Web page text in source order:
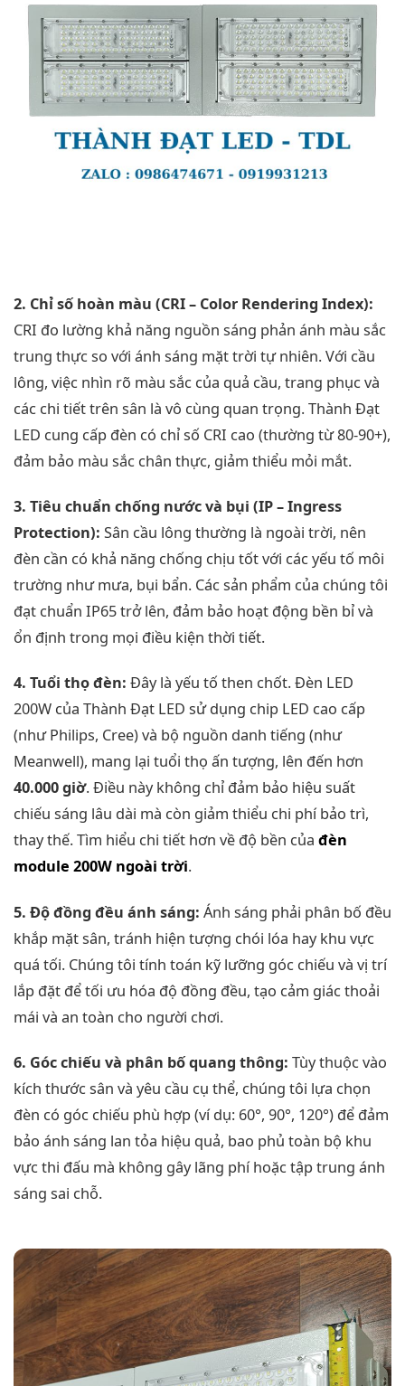
2. Chỉ số hoàn màu (CRI – Color Rendering Index):
CRI đo lường khả năng nguồn sáng phản ánh màu sắc
trung thực so với ánh sáng mặt trời tự nhiên. Với cầu
lông, việc nhìn rõ màu sắc của quả cầu, trang phục và
các chi tiết trên sân là vô cùng quan trọng. Thành Đạt
LED cung cấp đèn có chỉ số CRI cao (thường từ 80-90+),
đảm bảo màu sắc chân thực, giảm thiểu mỏi mắt.
3. Tiêu chuẩn chống nước và bụi (IP – Ingress
Protection): Sân cầu lông thường là ngoài trời, nên
đèn cần có khả năng chống chịu tốt với các yếu tố môi
trường như mưa, bụi bẩn. Các sản phẩm của chúng tôi
đạt chuẩn IP65 trở lên, đảm bảo hoạt động bền bỉ và
ổn định trong mọi điều kiện thời tiết.
4. Tuổi thọ đèn: Đây là yếu tố then chốt. Đèn LED
200W của Thành Đạt LED sử dụng chip LED cao cấp
(như Philips, Cree) và bộ nguồn danh tiếng (như
Meanwell), mang lại tuổi thọ ấn tượng, lên đến hơn
40.000 giờ. Điều này không chỉ đảm bảo hiệu suất
chiếu sáng lâu dài mà còn giảm thiểu chi phí bảo trì,
thay thế. Tìm hiểu chi tiết hơn về độ bền của đèn
module 200W ngoài trời.
5. Độ đồng đều ánh sáng: Ánh sáng phải phân bố đều
khắp mặt sân, tránh hiện tượng chói lóa hay khu vực
quá tối. Chúng tôi tính toán kỹ lưỡng góc chiếu và vị trí
lắp đặt để tối ưu hóa độ đồng đều, tạo cảm giác thoải
mái và an toàn cho người chơi.
6. Góc chiếu và phân bố quang thông: Tùy thuộc vào
kích thước sân và yêu cầu cụ thể, chúng tôi lựa chọn
đèn có góc chiếu phù hợp (ví dụ: 60°, 90°, 120°) để đảm
bảo ánh sáng lan tỏa hiệu quả, bao phủ toàn bộ khu
vực thi đấu mà không gây lãng phí hoặc tập trung ánh
sáng sai chỗ.